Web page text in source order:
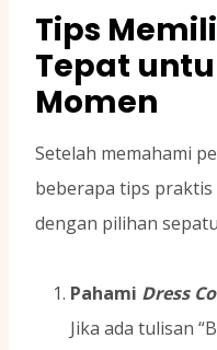
Tips
Tepat
Momen
Setelah memahami
beberapa tips praktis
dengan pilihan
Pahami Dress
Jika ada tulisan